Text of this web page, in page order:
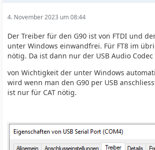
4. November 2023 um 08:44
Der Treiber für den G90 ist von FTDI und
unter Windows einwandfrei. Für FT8 im
nötig. Da ist dann nur der USB Audio Codec
von Wichtigkeit der unter Windows
wird wenn man den G90 per USB
ist nur für CAT nötig.